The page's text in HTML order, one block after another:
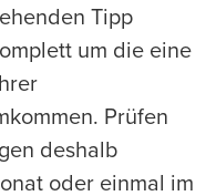
Tipp
um die eine
Prüfen
deshalb
oder einmal im